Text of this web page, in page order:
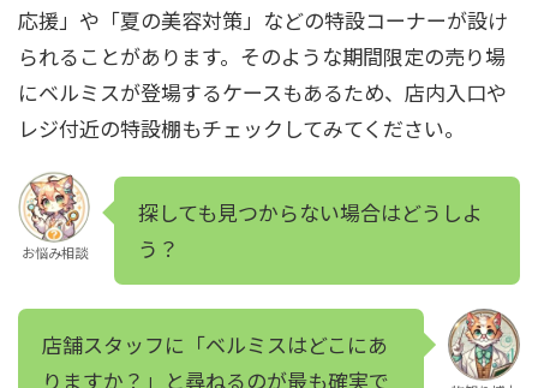
応援」や「夏の美容対策」などの特設コーナーが設け
られることがあります。そのような期間限定の売り場
にベルミスが登場するケースもあるため、店内入口や
レジ付近の特設棚もチェックしてみてください。
お悩み相談
探しても見つからない場合はどうしよ
う？
店舗スタッフに「ベルミスはどこにあ
りますか？」と尋ねるのが最も確実で